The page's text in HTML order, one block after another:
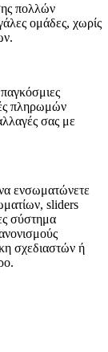
πολλών
ομάδες, χωρίς
πληρωμών
σας με
ενσωματώνετε
sliders
σύστημα
σχεδιαστών ή